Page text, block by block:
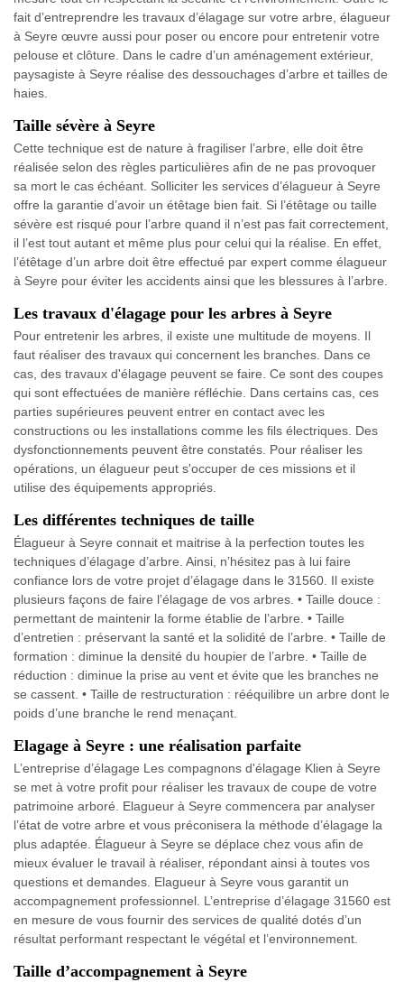
fait d’entreprendre les travaux d’élagage sur votre arbre, élagueur
à Seyre œuvre aussi pour poser ou encore pour entretenir votre
pelouse et clôture. Dans le cadre d’un aménagement extérieur,
paysagiste à Seyre réalise des dessouchages d’arbre et tailles de
haies.
Taille sévère à Seyre
Cette technique est de nature à fragiliser l’arbre, elle doit être
réalisée selon des règles particulières afin de ne pas provoquer
sa mort le cas échéant. Solliciter les services d’élagueur à Seyre
offre la garantie d’avoir un étêtage bien fait. Si l’étêtage ou taille
sévère est risqué pour l’arbre quand il n’est pas fait correctement,
il l’est tout autant et même plus pour celui qui la réalise. En effet,
l’étêtage d’un arbre doit être effectué par expert comme élagueur
à Seyre pour éviter les accidents ainsi que les blessures à l’arbre.
Les travaux d'élagage pour les arbres à Seyre
Pour entretenir les arbres, il existe une multitude de moyens. Il
faut réaliser des travaux qui concernent les branches. Dans ce
cas, des travaux d'élagage peuvent se faire. Ce sont des coupes
qui sont effectuées de manière réfléchie. Dans certains cas, ces
parties supérieures peuvent entrer en contact avec les
constructions ou les installations comme les fils électriques. Des
dysfonctionnements peuvent être constatés. Pour réaliser les
opérations, un élagueur peut s'occuper de ces missions et il
utilise des équipements appropriés.
Les différentes techniques de taille
Élagueur à Seyre connait et maitrise à la perfection toutes les
techniques d’élagage d’arbre. Ainsi, n’hésitez pas à lui faire
confiance lors de votre projet d’élagage dans le 31560. Il existe
plusieurs façons de faire l’élagage de vos arbres. • Taille douce :
permettant de maintenir la forme établie de l’arbre. • Taille
d’entretien : préservant la santé et la solidité de l’arbre. • Taille de
formation : diminue la densité du houpier de l’arbre. • Taille de
réduction : diminue la prise au vent et évite que les branches ne
se cassent. • Taille de restructuration : rééquilibre un arbre dont le
poids d’une branche le rend menaçant.
Elagage à Seyre : une réalisation parfaite
L’entreprise d’élagage Les compagnons d'élagage Klien à Seyre
se met à votre profit pour réaliser les travaux de coupe de votre
patrimoine arboré. Elagueur à Seyre commencera par analyser
l’état de votre arbre et vous préconisera la méthode d’élagage la
plus adaptée. Élagueur à Seyre se déplace chez vous afin de
mieux évaluer le travail à réaliser, répondant ainsi à toutes vos
questions et demandes. Elagueur à Seyre vous garantit un
accompagnement professionnel. L’entreprise d’élagage 31560 est
en mesure de vous fournir des services de qualité dotés d’un
résultat performant respectant le végétal et l’environnement.
Taille d’accompagnement à Seyre